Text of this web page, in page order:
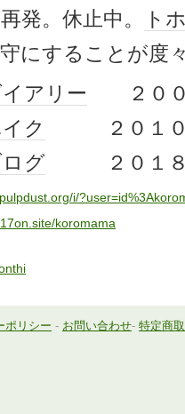
発。休止中。
ト
にすることが度
アリー ２００
ク
２０１０
グ ２０１８
i/
koromama
ポリシー - お問い合わせ- 特定商